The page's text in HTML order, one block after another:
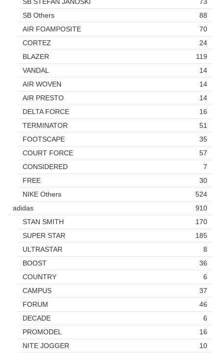
SB STEFAN JANOSKI
73
SB Others
88
AIR FOAMPOSITE
70
CORTEZ
24
BLAZER
119
VANDAL
14
AIR WOVEN
14
AIR PRESTO
14
DELTA FORCE
16
TERMINATOR
51
FOOTSCAPE
35
COURT FORCE
57
CONSIDERED
7
FREE
30
NIKE Others
524
adidas
910
STAN SMITH
170
SUPER STAR
185
ULTRASTAR
8
BOOST
36
COUNTRY
6
CAMPUS
37
FORUM
46
DECADE
6
PROMODEL
16
NITE JOGGER
10